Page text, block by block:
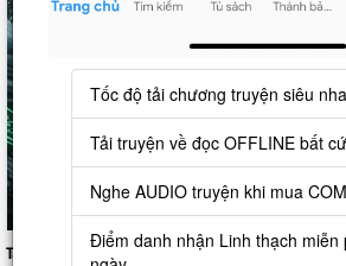
Tác giả:
Unknow
Tốc độ tải chương truyện siêu
Tải truyện về đọc OFFLINE bất
Nghe AUDIO truyện khi mua
Điểm danh nhận Linh thạch miễn